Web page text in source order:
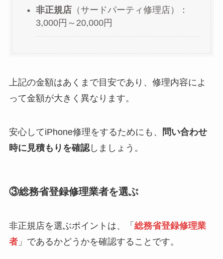
非正規店（サードパーティ修理店）：
3,000円～20,000円
上記の金額はあくまで目安であり、修理内容によ
って金額が大きく異なります。
安心してiPhone修理をするためにも、
問い合わせ
時に見積もりを確認しましょう。
③総務省登録修理業者を選ぶ
非正規店を選ぶポイントは、「 総務省登録修理業
者」であるかどうかを確認することです。